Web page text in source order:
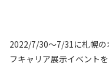
2022/7/30～7/31に札幌
フキャリア展示イベントを